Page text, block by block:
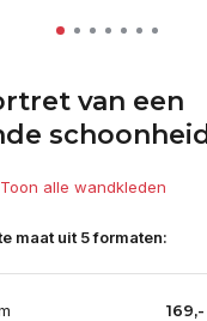
van een
schoonheid
Toon alle wandkleden
maat uit 5 formaten:
169,-